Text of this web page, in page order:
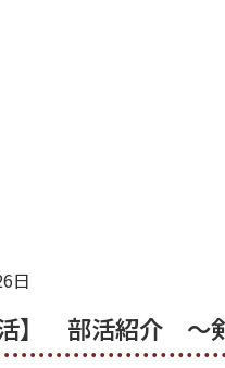
日
活】 部活紹介 ～